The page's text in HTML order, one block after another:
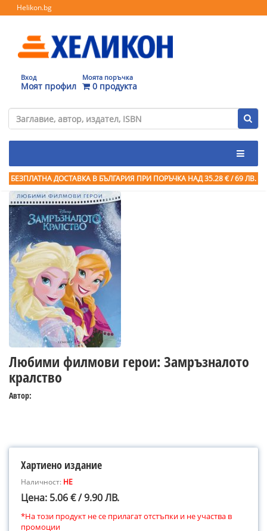
Helikon.bg
Вход
Моят профил
Моята поръчка
0 продукта
БЕЗПЛАТНА ДОСТАВКА В БЪЛГАРИЯ ПРИ ПОРЪЧКА НАД 35.28 € / 69 ЛВ.
Любими филмови герои: Замръзналото
кралство
Автор:
Хартиено издание
Наличност: НЕ
Цена: 5.06 € / 9.90 ЛВ.
*На този продукт не се прилагат отстъпки и не участва в
промоции